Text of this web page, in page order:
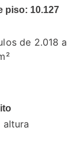
piso: 10.127
de 2.018 a
altura